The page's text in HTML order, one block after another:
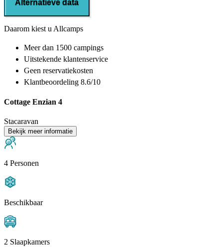
Alternatieve data
Daarom kiest u Allcamps
Meer dan 1500 campings
Uitstekende klantenservice
Geen reservatiekosten
Klantbeoordeling 8.6/10
Cottage Enzian 4
Stacaravan
Bekijk meer informatie
4 Personen
Beschikbaar
2 Slaapkamers